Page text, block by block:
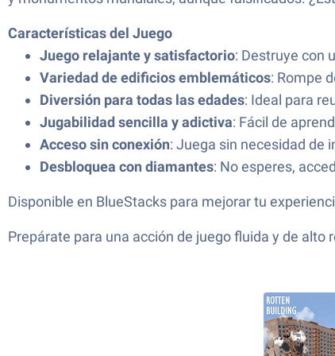
Características del Juego
Juego relajante y satisfactorio: Destruye con
Variedad de edificios emblemáticos: Rompe
Diversión para todas las edades: Ideal para
Jugabilidad sencilla y adictiva: Fácil de
Acceso sin conexión: Juega sin necesidad de
Desbloquea con diamantes: No esperes,
Disponible en BlueStacks para mejorar tu
Prepárate para una acción de juego fluida y de alto